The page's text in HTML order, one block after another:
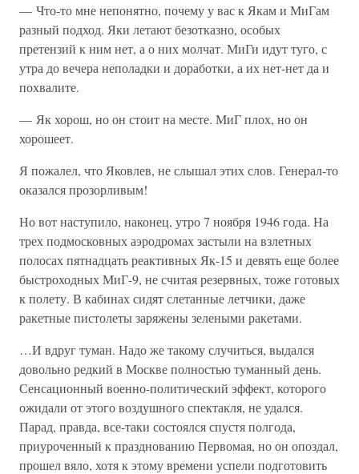
— Что-то мне непонятно, почему у вас к Якам и МиГам
разный подход. Яки летают безотказно, особых
претензий к ним нет, а о них молчат. МиГи идут туго, с
утра до вечера неполадки и доработки, а их нет-нет да и
похвалите.
— Як хорош, но он стоит на месте. МиГ плох, но он
хорошеет.
Я пожалел, что Яковлев, не слышал этих слов. Генерал-то
оказался прозорливым!
Но вот наступило, наконец, утро 7 ноября 1946 года. На
трех подмосковных аэродромах застыли на взлетных
полосах пятнадцать реактивных Як-15 и девять еще более
быстроходных МиГ-9, не считая резервных, тоже готовых
к полету. В кабинах сидят слетанные летчики, даже
ракетные пистолеты заряжены зелеными ракетами.
…И вдруг туман. Надо же такому случиться, выдался
довольно редкий в Москве полностью туманный день.
Сенсационный военно-политический эффект, которого
ожидали от этого воздушного спектакля, не удался.
Парад, правда, все-таки состоялся спустя полгода,
приуроченный к празднованию Первомая, но он опоздал,
прошел вяло, хотя к этому времени успели подготовить